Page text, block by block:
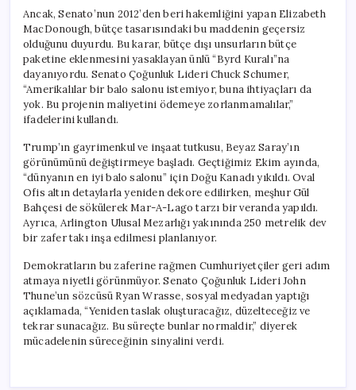
Ancak, Senato’nun 2012’den beri hakemliğini yapan Elizabeth
MacDonough, bütçe tasarısındaki bu maddenin geçersiz
olduğunu duyurdu. Bu karar, bütçe dışı unsurların bütçe
paketine eklenmesini yasaklayan ünlü “Byrd Kuralı”na
dayanıyordu. Senato Çoğunluk Lideri Chuck Schumer,
“Amerikalılar bir balo salonu istemiyor, buna ihtiyaçları da
yok. Bu projenin maliyetini ödemeye zorlanmamalılar,”
ifadelerini kullandı.
Trump’ın gayrimenkul ve inşaat tutkusu, Beyaz Saray’ın
görünümünü değiştirmeye başladı. Geçtiğimiz Ekim ayında,
“dünyanın en iyi balo salonu” için Doğu Kanadı yıkıldı. Oval
Ofis altın detaylarla yeniden dekore edilirken, meşhur Gül
Bahçesi de sökülerek Mar-A-Lago tarzı bir veranda yapıldı.
Ayrıca, Arlington Ulusal Mezarlığı yakınında 250 metrelik dev
bir zafer takı inşa edilmesi planlanıyor.
Demokratların bu zaferine rağmen Cumhuriyetçiler geri adım
atmaya niyetli görünmüyor. Senato Çoğunluk Lideri John
Thune’un sözcüsü Ryan Wrasse, sosyal medyadan yaptığı
açıklamada, “Yeniden taslak oluşturacağız, düzelteceğiz ve
tekrar sunacağız. Bu süreçte bunlar normaldir,” diyerek
mücadelenin süreceğinin sinyalini verdi.